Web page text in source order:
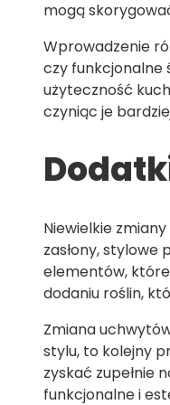
mogą
Wprowadzenie
czy funkcjonalne
użyteczność
czyniąc je
Niewielkie
zasłony,
elementów,
dodaniu roślin,
Zmiana
stylu, to kolejny
zyskać zupełnie
funkcjonalne i